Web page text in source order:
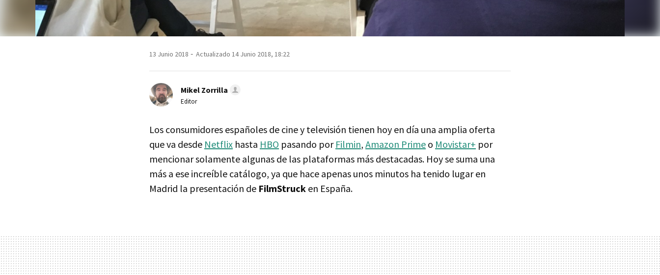
13 Junio 2018 Actualizado 14 Junio 2018, 18:22
Mikel Zorrilla
Editor
Los consumidores españoles de cine y televisión tienen hoy en día una amplia oferta
que va desde Netflix hasta HBO pasando por Filmin, Amazon Prime o Movistar+ por
mencionar solamente algunas de las plataformas más destacadas. Hoy se suma una
más a ese increíble catálogo, ya que hace apenas unos minutos ha tenido lugar en
Madrid la presentación de FilmStruck en España.